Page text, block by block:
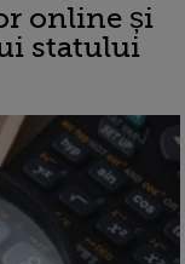
online și
statului